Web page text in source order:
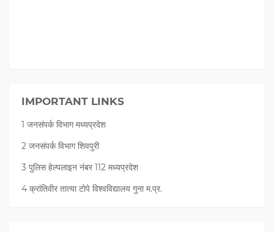
IMPORTANT LINKS
1 जनसंपर्क विभाग मध्यप्रदेश
2 जनसंपर्क विभाग शिवपुरी
3 पुलिस हेल्पलाइन नंबर 112 मध्‍यप्रदेश
4 क्रांतिवीर तात्या टोपे विश्वविद्यालय गुना म.प्र.